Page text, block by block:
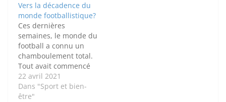
Vers la décadence du
monde footballistique?
Ces dernières
semaines, le monde du
football a connu un
chamboulement total.
Tout avait commencé
avec l'annonce faite
par Florentino Pérez,
président du Real
22 avril 2021
Dans "Sport et bien-
être"